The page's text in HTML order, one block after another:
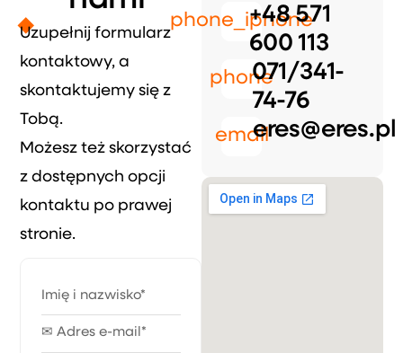
Uzupełnij formularz
kontaktowy, a
skontaktujemy się z
Tobą.
Możesz też skorzystać
z dostępnych opcji
kontaktu po prawej
stronie.
phone_iphone
+48 571
600 113
phone071/341-
74-76
emaileres@eres.pl